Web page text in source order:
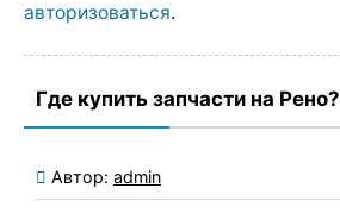
авторизоваться.
Где купить запчасти на Рено?
Автор: admin